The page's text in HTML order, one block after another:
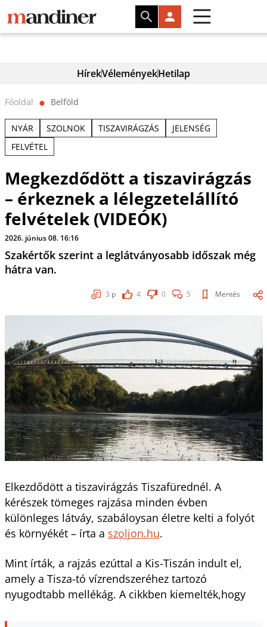
HírekVéleményekHetilap
Főoldal ⬤ Belföld
NYÁR SZOLNOK TISZAVIRÁGZÁS
JELENSÉG
FELVÉTEL
Megkezdődött a tiszavirágzás
– érkeznek a lélegzetelállító
felvételek (VIDEÓK)
2026. június 08. 16:16
Szakértők szerint a leglátványosabb időszak még
hátra van.
3 p 4 0 5 Mentés
Elkezdődött a tiszavirágzás Tiszafürednél. A
kérészek tömeges rajzása minden évben
különleges látváy, szabáloysan életre kelti a folyót
és környékét – írta a szoljon.hu.
Mint írták, a rajzás ezúttal a Kis-Tiszán indult el,
amely a Tisza-tó vízrendszeréhez tartozó
nyugodtabb mellékág. A cikkben kiemelték,hogy